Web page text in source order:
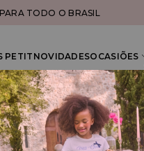
PARA TODO O BRASIL
PETIT NOVIDADESOCASIÕES